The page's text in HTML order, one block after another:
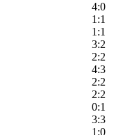
4:0
1:1
1:1
3:2
2:2
4:3
2:2
2:2
0:1
3:3
1:0